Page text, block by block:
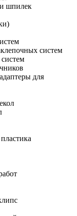
шпилек
систем
для